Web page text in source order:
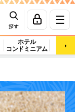
探す
ホテル
コンドミニアム
マッ